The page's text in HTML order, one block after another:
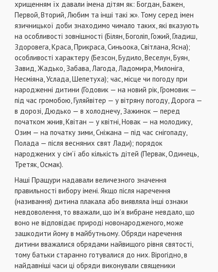
хрищенням їх давали імена дітям як: Богдан, Бажен,
Первой, Вторий, Любим та інші такі ж». Тому серед імен
язичницької доби знаходимо чимало таких, які вказують
на особливості зовнішності (Білян, Боголіп, Гожий, Гладиш,
Здоровега, Краса, Прикраса, Синьоока, Світлана, Ясна);
особливості характеру (Безсон, Будило, Веселун, Буян,
Завид, Жадько, Забава, Лагода, Ладомира, Милоніга,
Несміяна, Услада, Шепетуха); час, місце чи погоду при
народженні дитини (Годовик — на новий рік, Громовик —
під час громобою, Гуляйвітер — у вітряну погоду, Дорога —
в дорозі, Дюдько — в холоднечу, Зажинок — перед
початком жнив, Квітан — у квітні, Новак — на молодику,
Озим — на початку зими, Сніжана — під час снігопаду,
Полада — після весняних свят Лади); порядок
народжених у сім’ї або кількість дітей (Первак, Одинець,
Третяк, Осмак).
Наші Пращури надавали величезного значення
правильності вибору імені. Якщо після наречення
(називання) дитина плакала або виявляла інші ознаки
невдоволення, то вважали, що ім’я вибране невдало, що
воно не відповідає природі новонародженого, може
зашкодити йому в майбутньому. Обряди наречення
дитини вважалися обрядами найвищого рівня святості,
тому батьки старанно готувалися до них. Вірогідно, в
найдавніші часи ці обряди виконували священики